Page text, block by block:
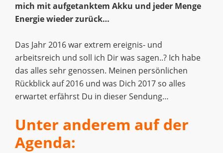
mich mit aufgetanktem Akku und jeder Menge
Energie wieder zurück…
Das Jahr 2016 war extrem ereignis- und
arbeitsreich und soll ich Dir was sagen..? Ich habe
das alles sehr genossen. Meinen persönlichen
Rückblick auf 2016 und was Dich 2017 so alles
erwartet erfährst Du in dieser Sendung…
Unter anderem auf der
Agenda: